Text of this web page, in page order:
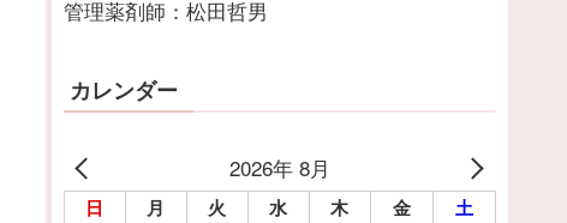
管理薬剤師：松田哲男
カレンダー
2026年 8月
日 月 火 水 木 金 土